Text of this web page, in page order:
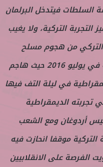
السلطات فيتدخل البرلمان
التركية، ولا يغيب
التركي من هجوم مسلح
خلال المحاولة الانقلابية الفاشلة في يوليو 2016 حيث هاجم
في ليلة التف فيها
الديمقراطية
أردوغان ومع الشعب
موقفا انحازت فيه
الفرصة على الانقلابيين